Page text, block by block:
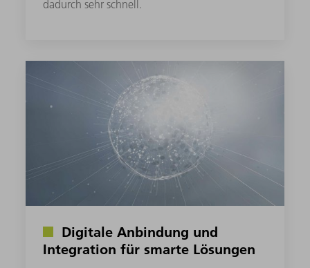
dadurch sehr schnell.
Digitale Anbindung und
Integration für smarte Lösungen